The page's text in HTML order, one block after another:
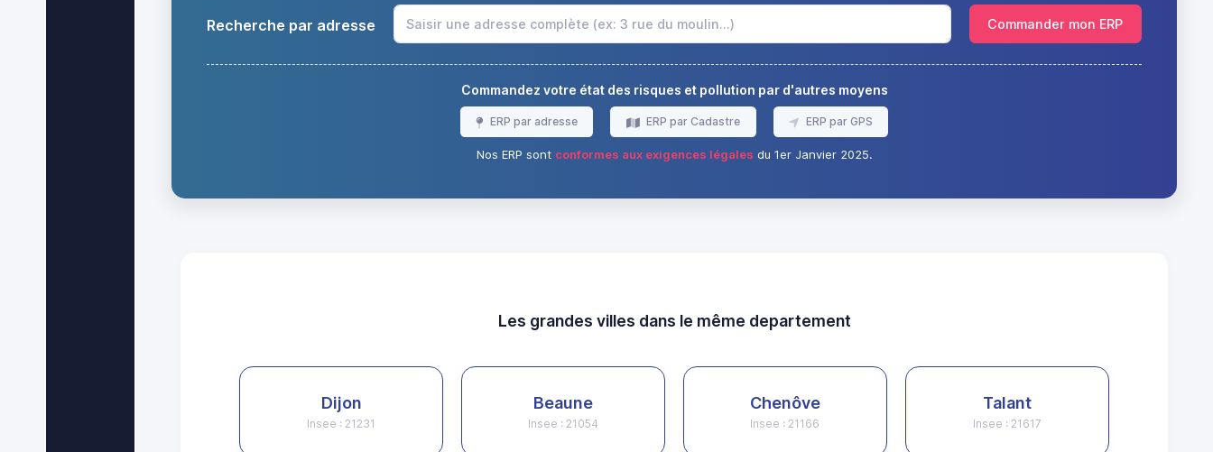
Recherche par adresse Commander mon ERP
Commandez votre état des risques et pollution par d'autres moyens
ERP par adresse ERP par Cadastre ERP par GPS
Nos ERP sont conformes aux exigences légales du 1er Janvier 2025.
Les grandes villes dans le même departement
Dijon
Insee : 21231
Beaune
Insee : 21054
Chenôve
Insee : 21166
Talant
Insee : 21617